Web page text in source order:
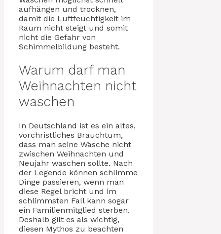
aufhängen und trocknen,
damit die Luftfeuchtigkeit im
Raum nicht steigt und somit
nicht die Gefahr von
Schimmelbildung besteht.
Warum darf man
Weihnachten nicht
waschen
In Deutschland ist es ein altes,
vorchristliches Brauchtum,
dass man seine Wäsche nicht
zwischen Weihnachten und
Neujahr waschen sollte. Nach
der Legende können schlimme
Dinge passieren, wenn man
diese Regel bricht und im
schlimmsten Fall kann sogar
ein Familienmitglied sterben.
Deshalb gilt es als wichtig,
diesen Mythos zu beachten